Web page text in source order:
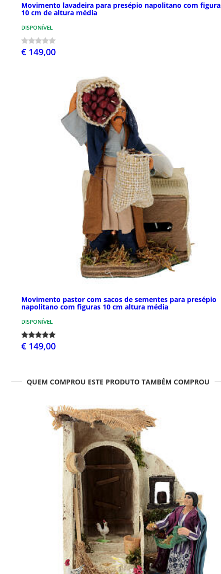
Movimento lavadeira para presépio napolitano com
10 cm de altura média
DISPONÍVEL
€ 149,00
Movimento pastor com sacos de sementes para presépio
napolitano com figuras 10 cm altura média
DISPONÍVEL
€ 149,00
QUEM COMPROU ESTE PRODUTO TAMBÉM COMPROU